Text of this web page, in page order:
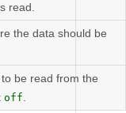
read.
the data should be
be read from the
off